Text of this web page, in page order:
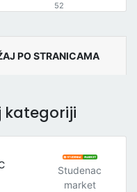
52
PO STRANICAMA
kategoriji
Studenac
market